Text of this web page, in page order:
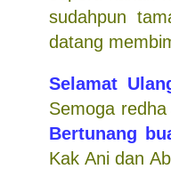
sudahpun
datang
Selamat
Semoga
Bertunang
Kak Ani dan